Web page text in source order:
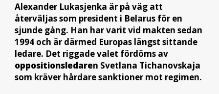
Alexander Lukasjenka är på väg att
återväljas som president i Belarus för en
sjunde gång. Han har varit vid makten sedan
1994 och är därmed Europas längst sittande
ledare. Det riggade valet fördöms av
oppositionsledaren Svetlana Tichanovskaja
som kräver hårdare sanktioner mot regimen.